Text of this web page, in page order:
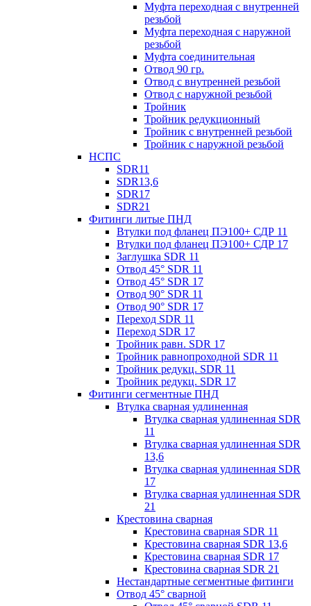
Муфта переходная с внутренней
резьбой
Муфта переходная с наружной
резьбой
Муфта соединительная
Отвод 90 гр.
Отвод с внутренней резьбой
Отвод с наружной резьбой
Тройник
Тройник редукционный
Тройник с внутренней резьбой
Тройник с наружной резьбой
НСПС
SDR11
SDR13,6
SDR17
SDR21
Фитинги литые ПНД
Втулки под фланец ПЭ100+ СДР 11
Втулки под фланец ПЭ100+ СДР 17
Заглушка SDR 11
Отвод 45° SDR 11
Отвод 45° SDR 17
Отвод 90° SDR 11
Отвод 90° SDR 17
Переход SDR 11
Переход SDR 17
Тройник равн. SDR 17
Тройник равнопроходной SDR 11
Тройник редукц. SDR 11
Тройник редукц. SDR 17
Фитинги сегментные ПНД
Втулка сварная удлиненная
Втулка сварная удлиненная SDR
11
Втулка сварная удлиненная SDR
13,6
Втулка сварная удлиненная SDR
17
Втулка сварная удлиненная SDR
21
Крестовина сварная
Крестовина сварная SDR 11
Крестовина сварная SDR 13,6
Крестовина сварная SDR 17
Крестовина сварная SDR 21
Нестандартные сегментные фитинги
Отвод 45° сварной